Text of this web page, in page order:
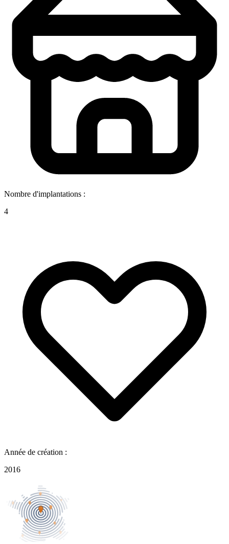
Nombre d'implantations :
4
Année de création :
2016